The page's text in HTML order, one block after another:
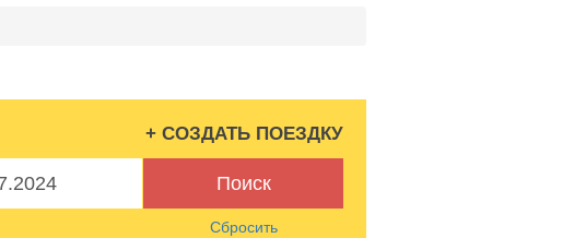
+ СОЗДАТЬ ПОЕЗДКУ
Поиск
Сбросить